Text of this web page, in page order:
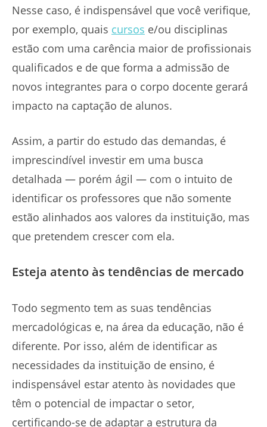
Nesse caso, é indispensável que você verifique,
por exemplo, quais cursos e/ou disciplinas
estão com uma carência maior de profissionais
qualificados e de que forma a admissão de
novos integrantes para o corpo docente gerará
impacto na captação de alunos.
Assim, a partir do estudo das demandas, é
imprescindível investir em uma busca
detalhada — porém ágil — com o intuito de
identificar os professores que não somente
estão alinhados aos valores da instituição, mas
que pretendem crescer com ela.
Esteja atento às tendências de mercado
Todo segmento tem as suas tendências
mercadológicas e, na área da educação, não é
diferente. Por isso, além de identificar as
necessidades da instituição de ensino, é
indispensável estar atento às novidades que
têm o potencial de impactar o setor,
certificando-se de adaptar a estrutura da